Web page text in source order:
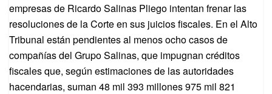
empresas de Ricardo Salinas Pliego intentan frenar las
resoluciones de la Corte en sus juicios fiscales. En el Alto
Tribunal están pendientes al menos ocho casos de
compañías del Grupo Salinas, que impugnan créditos
fiscales que, según estimaciones de las autoridades
hacendarias, suman 48 mil 393 millones 975 mil 821